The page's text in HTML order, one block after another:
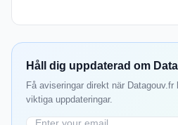
Håll dig uppdaterad om
Få aviseringar direkt när
viktiga uppdateringar.